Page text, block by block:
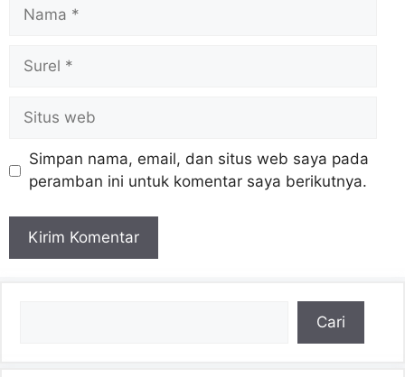
Nama
Surel
Situs
web
Simpan nama, email, dan situs web saya pada
peramban ini untuk komentar saya berikutnya.
Cari